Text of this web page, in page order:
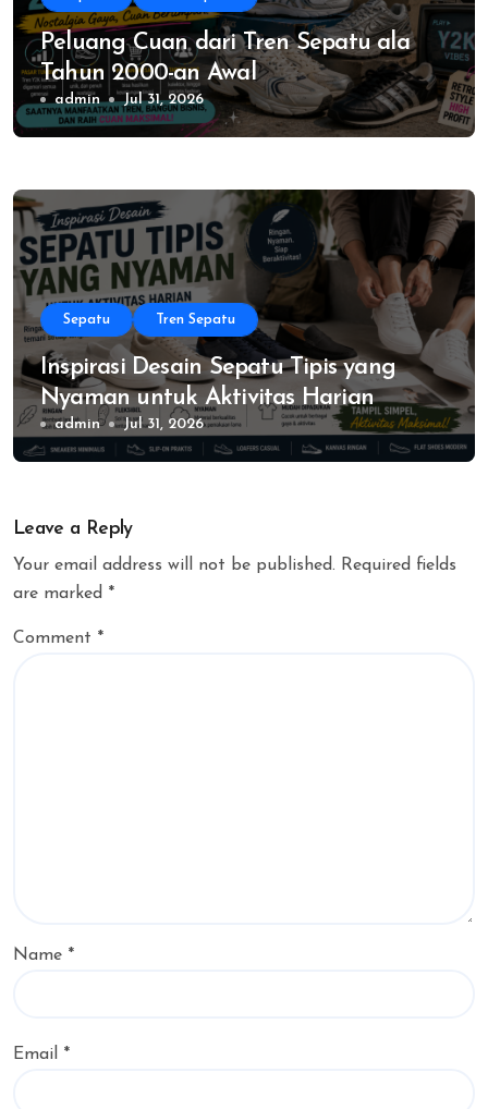
Peluang Cuan dari Tren Sepatu ala
Tahun 2000-an Awal
admin Jul 31, 2026
Sepatu Tren Sepatu
Inspirasi Desain Sepatu Tipis yang
Nyaman untuk Aktivitas Harian
admin Jul 31, 2026
Leave a Reply
Your email address will not be published. Required fields
are marked *
Comment *
Name *
Email *